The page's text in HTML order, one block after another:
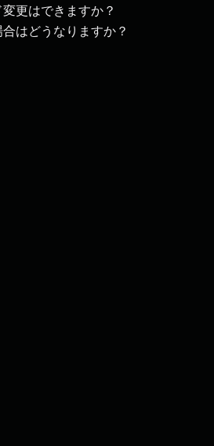
更はできますか？
はどうなりますか？